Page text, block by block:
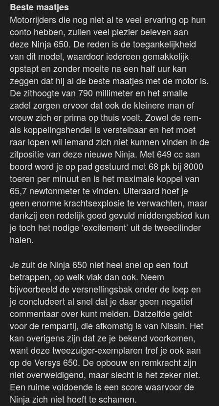
Beste maatjes
Motorrijders die nog niet al te veel ervaring op hun
conto hebben, zullen veel plezier beleven aan
deze Ninja 650. De reden is de toegankelijkheid
van dit model, waardoor iedereen gemakkelijk
opstapt en zonder moeite na een half uur kan
zeggen dat hij al de beste maatjes met de motor is.
De zithoogte van 790 millimeter en het smalle
zadel zorgen ervoor dat ook de kleinere man of
vrouw zich er prima op thuis voelt. Zowel de rem-
als koppelingshendel is verstelbaar en het moet
raar lopen wil iemand zich niet kunnen vinden in de
zitpositie van deze nieuwe Ninja. Met 649 cc aan
boord word je op pad gestuurd met 68 pk bij 8000
toeren per minuut en is het maximale koppel van
65,7 newtonmeter te vinden. Uiteraard hoef je
geen enorme krachtsexplosie te verwachten, maar
dankzij een redelijk goed gevuld middengebied kun
je toch het nodige ‘excitement’ uit de tweecilinder
halen.
Je zult de Ninja 650 niet heel snel op een fout
betrappen, op welk vlak dan ook. Neem
bijvoorbeeld de versnellingsbak onder de loep en
je concludeert al snel dat je daar geen negatief
commentaar over kunt melden. Datzelfde geldt
voor de rempartij, die afkomstig is van Nissin. Het
kan overigens zijn dat ze je bekend voorkomen,
want deze tweezuiger-exemplaren tref je ook aan
op de Versys 650. De opbouw en remkracht zijn
niet overweldigend, maar slecht is het zeker niet.
Een ruime voldoende is een score waarvoor de
Ninja zich niet hoeft te schamen.